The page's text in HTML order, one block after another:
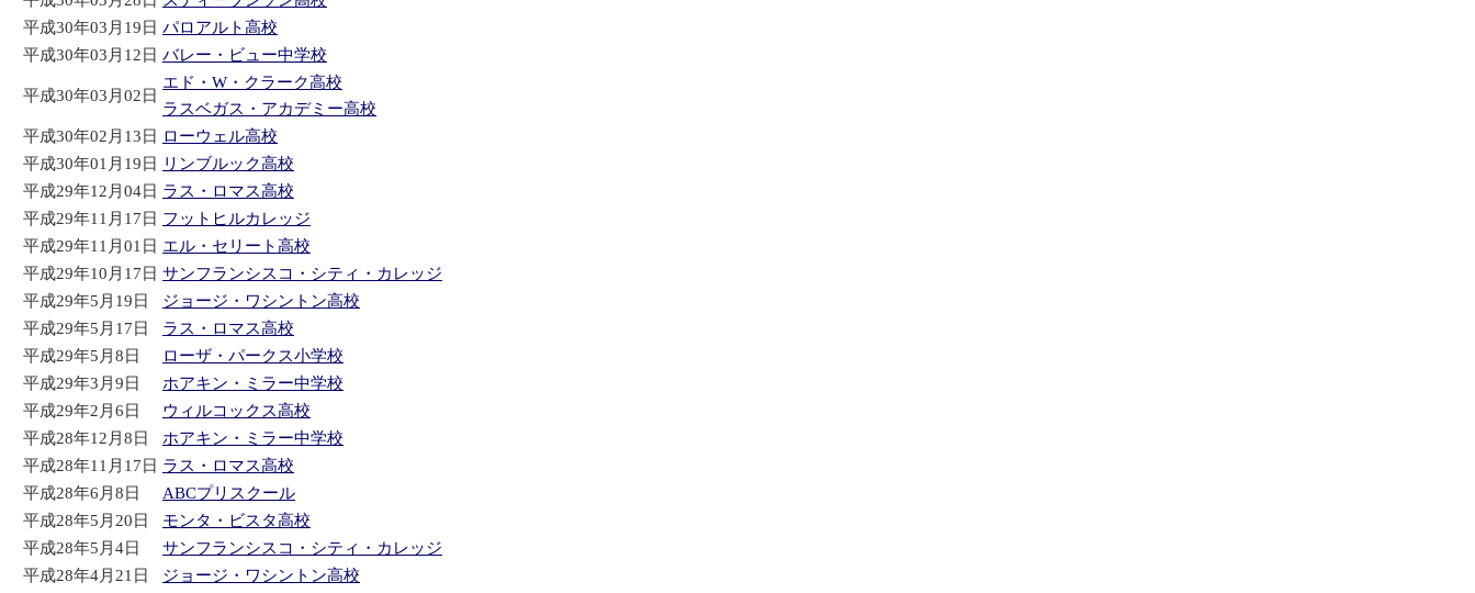
平成30年03月19日 パロアルト高校
平成30年03月12日 バレー・ビュー中学校
平成30年03月02日
エド・W・クラーク高校
ラスベガス・アカデミー高校
平成30年02月13日 ローウェル高校
平成30年01月19日
リンブルック高校
平成29年12月04日 ラス・ロマス高校
平成29年11月17日 フットヒルカレッジ
平成29年11月01日 エル・セリート高校
平成29年10月17日 サンフランシスコ・シティ・カレッジ
平成29年5月19日
ジョージ・ワシントン高校
平成29年5月17日
ラス・ロマス高校
平成29年5月8日
ローザ・パークス小学校
平成29年3月9日
ホアキン・ミラー中学校
平成29年2月6日
ウィルコックス高校
平成28年12月8日
ホアキン・ミラー中学校
平成28年11月17日 ラス・ロマス高校
平成28年6月8日
ABCプリスクール
平成28年5月20日
モンタ・ビスタ高校
平成28年5月4日
サンフランシスコ・シティ・カレッジ
平成28年4月21日
ジョージ・ワシントン高校